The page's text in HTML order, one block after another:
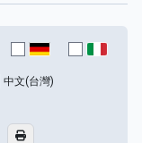
中文(台灣)